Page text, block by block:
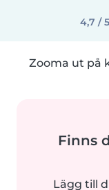
4,7 / 5
Zooma ut på
Finns
Lägg till